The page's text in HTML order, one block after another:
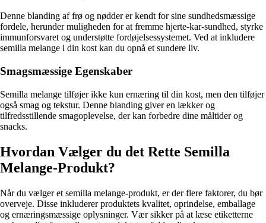
Denne blanding af frø og nødder er kendt for sine sundhedsmæssige
fordele, herunder muligheden for at fremme hjerte-kar-sundhed, styrke
immunforsvaret og understøtte fordøjelsessystemet. Ved at inkludere
semilla melange i din kost kan du opnå et sundere liv.
Smagsmæssige Egenskaber
Semilla melange tilføjer ikke kun ernæring til din kost, men den tilføjer
også smag og tekstur. Denne blanding giver en lækker og
tilfredsstillende smagoplevelse, der kan forbedre dine måltider og
snacks.
Hvordan Vælger du det Rette Semilla
Melange-Produkt?
Når du vælger et semilla melange-produkt, er der flere faktorer, du bør
overveje. Disse inkluderer produktets kvalitet, oprindelse, emballage
og ernæringsmæssige oplysninger. Vær sikker på at læse etiketterne